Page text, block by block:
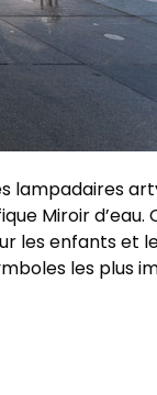
lampadaires
Miroir d’eau.
les enfants et
les plus